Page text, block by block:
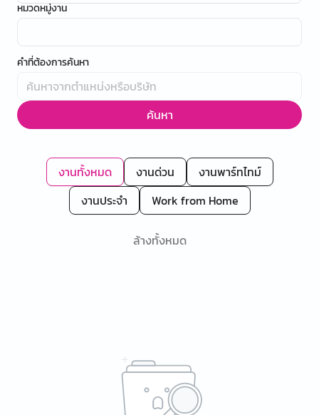
หมวดหมู่งาน
คำที่ต้องการค้นหา
ค้นหา
งานทั้งหมด งานด่วน
งานพาร์ทไทม์
งานประจำ
Work from Home
ล้างทั้งหมด